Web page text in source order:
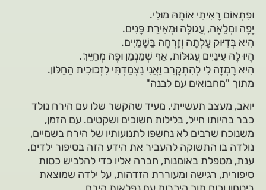
וּפִתְאוֹם רָאִיתִי אוֹתָהּ מוּלִי.
יָפָה וּמְלֵאָה, עֲגוּלָּה וּמְאִירַת פָּנִים.
הִיא בְּדִיּוּק עָלְתָה וְזָרְחָה בַּשָּׁמַיִים.
הָיוּ לָהּ עֵינַיִים עֲגוּלּוֹת, אַף שְׁמַנְמַן וּפֶה מְחַיֵּיךְ.
הִיא רָמְזָה לִי לְהִתְקָרֵב וַאֲנִי נִצְמַדְתִּי לִזְכוּכִית הַחַלּוֹן.
מתוך "מחבואים עם לבנה"
יואב, מעצב תעשייתי, מעיד שהקשר שלו עם הירח נולד
כבר בהיותו חייל, בלילות חשוכים ושקטים. עם הזמן,
משנוכח שרבים לא נחשפו לתנועותיו של הירח בשמיים,
נולדה בו התשוקה להעביר את הידע הזה בסיפור ילדים.
ענת, מטפלת באומנות, חברה אליו כדי להלביש כסות
סיפורית, רגישה ומעוררת הזדהות, על ילדה שמוצאת